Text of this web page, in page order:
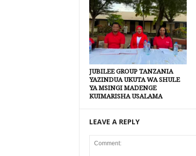
JUBILEE GROUP TANZANIA
YAZINDUA UKUTA WA SHULE
YA MSINGI MADENGE
KUIMARISHA USALAMA
LEAVE A REPLY